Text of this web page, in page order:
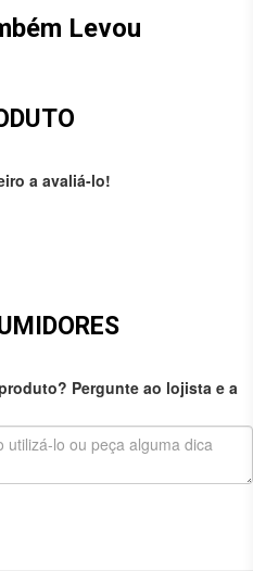
Levou
a avaliá-lo!
Pergunte ao lojista e a